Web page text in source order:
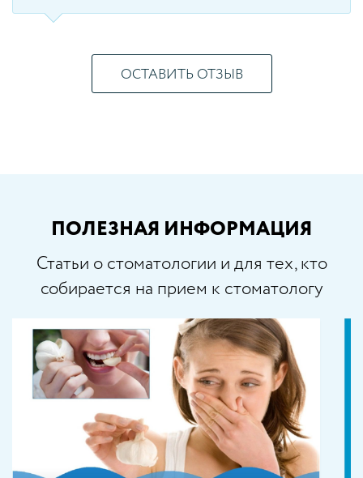
ОСТАВИТЬ ОТЗЫВ
ПОЛЕЗНАЯ ИНФОРМАЦИЯ
Статьи о стоматологии и для тех, кто
собирается на прием к стоматологу